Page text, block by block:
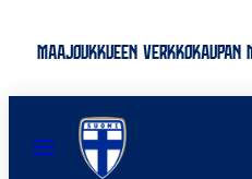
MAAJOUKKUEEN
MENU